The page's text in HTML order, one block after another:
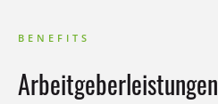
BENEFITS
Arbeitgeberleistungen